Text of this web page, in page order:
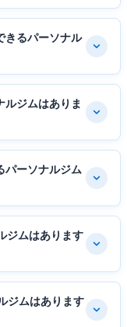
きるパーソナル
ルジムはありま
パーソナルジム
ジムはあります
ジムはあります